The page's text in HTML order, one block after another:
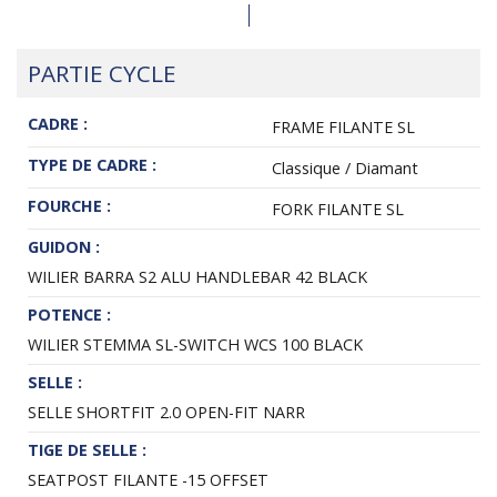
PARTIE CYCLE
CADRE :
FRAME FILANTE SL
TYPE DE CADRE :
Classique / Diamant
FOURCHE :
FORK FILANTE SL
GUIDON :
WILIER BARRA S2 ALU HANDLEBAR 42 BLACK
POTENCE :
WILIER STEMMA SL-SWITCH WCS 100 BLACK
SELLE :
SELLE SHORTFIT 2.0 OPEN-FIT NARR
TIGE DE SELLE :
SEATPOST FILANTE -15 OFFSET